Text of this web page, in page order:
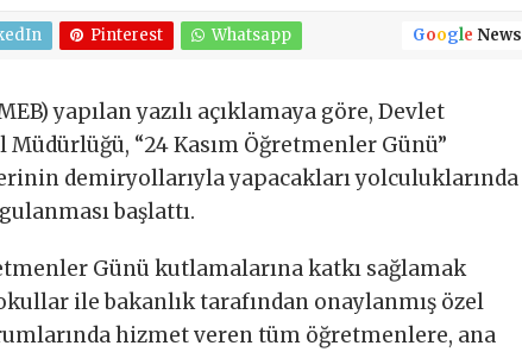
Pinterest Whatsapp Google News
yapılan yazılı açıklamaya göre, Devlet
“24 Kasım Öğretmenler Günü”
demiryollarıyla yapacakları yolculuklarında
başlattı.
Günü kutlamalarına katkı sağlamak
ile bakanlık tarafından onaylanmış özel
hizmet veren tüm öğretmenlere, ana